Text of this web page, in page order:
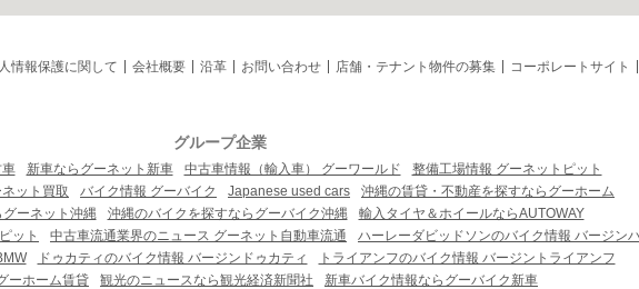
情報保護に関して 会社概要 沿革 お問い合わせ 店舗・テナント物件の募集 コーポレートサイト
グループ企業
新車ならグーネット新車 中古車情報（輸入車） グーワールド
整備工場情報 グーネットピット
ット買取
バイク情報 グーバイク Japanese used cars
沖縄の賃貸・不動産を探すならグーホーム
ーネット沖縄
沖縄のバイクを探すならグーバイク沖縄
輸入タイヤ＆ホイールならAUTOWAY
ット
中古車流通業界のニュース グーネット自動車流通
ハーレーダビッドソンのバイク情報 バージン
ドゥカティのバイク情報 バージンドゥカティ
トライアンフのバイク情報 バージントライアンフ
ーホーム賃貸
観光のニュースなら観光経済新聞社
新車バイク情報ならグーバイク新車